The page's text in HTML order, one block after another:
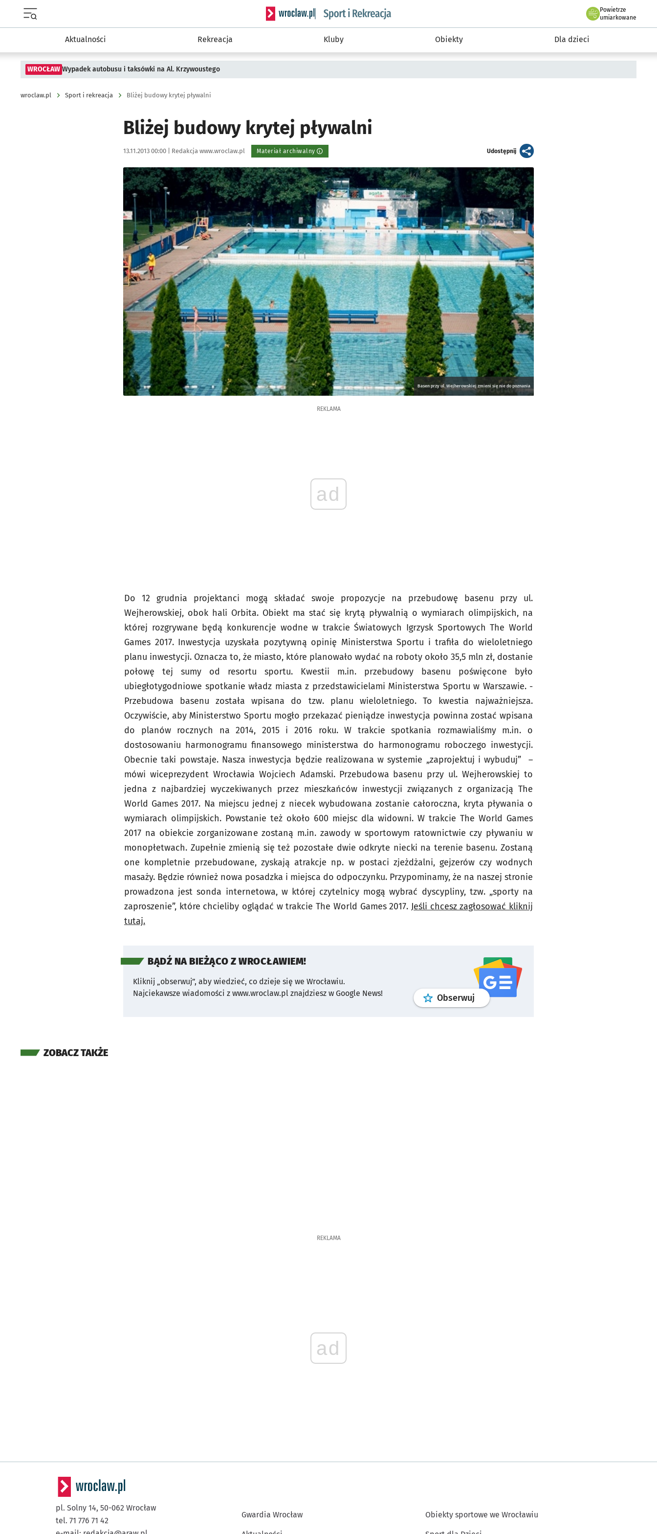
Serwis informacyjny wroclaw.pl podserwis: Sport i rekreacja
Powietrze
we Wrocławiu
umiarkowane
Aktualności Rekreacja Kluby Obiekty Dla dzieci
WROCŁAW Wypadek autobusu i taksówki na Al. Krzywoustego
wroclaw.pl Sport i rekreacja Bliżej budowy krytej pływalni
Bliżej budowy krytej pływalni
Data publikacji:
13.11.2013 00:00 | Autor:
Redakcja www.wroclaw.pl Materiał archiwalny Udostępnijartykuł
Kliknij, aby powiększyć
Basen przy ul. Wejherowskiej zmieni się nie do poznania
REKLAMA
ad
Do 12 grudnia projektanci mogą składać swoje propozycje na przebudowę basenu przy ul.
Wejherowskiej, obok hali Orbita. Obiekt ma stać się krytą pływalnią o wymiarach olimpijskich, na
której rozgrywane będą konkurencje wodne w trakcie Światowych Igrzysk Sportowych The World
Games 2017. Inwestycja uzyskała pozytywną opinię Ministerstwa Sportu i trafiła do wieloletniego
planu inwestycji. Oznacza to, że miasto, które planowało wydać na roboty około 35,5 mln zł, dostanie
połowę tej sumy od resortu sportu. Kwestii m.in. przebudowy basenu poświęcone było
ubiegłotygodniowe spotkanie władz miasta z przedstawicielami Ministerstwa Sportu w Warszawie. -
Przebudowa basenu została wpisana do tzw. planu wieloletniego. To kwestia najważniejsza.
Oczywiście, aby Ministerstwo Sportu mogło przekazać pieniądze inwestycja powinna zostać wpisana
do planów rocznych na 2014, 2015 i 2016 roku. W trakcie spotkania rozmawialiśmy m.in. o
dostosowaniu harmonogramu finansowego ministerstwa do harmonogramu roboczego inwestycji.
Obecnie taki powstaje. Nasza inwestycja będzie realizowana w systemie „zaprojektuj i wybuduj” –
mówi wiceprezydent Wrocławia Wojciech Adamski. Przebudowa basenu przy ul. Wejherowskiej to
jedna z najbardziej wyczekiwanych przez mieszkańców inwestycji związanych z organizacją The
World Games 2017. Na miejscu jednej z niecek wybudowana zostanie całoroczna, kryta pływania o
wymiarach olimpijskich. Powstanie też około 600 miejsc dla widowni. W trakcie The World Games
2017 na obiekcie zorganizowane zostaną m.in. zawody w sportowym ratownictwie czy pływaniu w
monopłetwach. Zupełnie zmienią się też pozostałe dwie odkryte niecki na terenie basenu. Zostaną
one kompletnie przebudowane, zyskają atrakcje np. w postaci zjeżdżalni, gejzerów czy wodnych
masaży. Będzie również nowa posadzka i miejsca do odpoczynku. Przypominamy, że na naszej stronie
prowadzona jest sonda internetowa, w której czytelnicy mogą wybrać dyscypliny, tzw. „sporty na
zaproszenie”, które chcieliby oglądać w trakcie The World Games 2017. Jeśli chcesz zagłosować kliknij
tutaj.
BĄDŹ NA BIEŻĄCO Z WROCŁAWIEM!
Kliknij „obserwuj”, aby wiedzieć, co dzieje się we Wrocławiu.
Najciekawsze wiadomości z www.wroclaw.pl znajdziesz w Google News!
Obserwuj profilgoogle news
ZOBACZ TAKŻE
REKLAMA
ad
pl. Solny 14, 50-062 Wrocław
tel. 71 776 71 42
Gwardia Wrocław Obiekty sportowe we Wrocławiu